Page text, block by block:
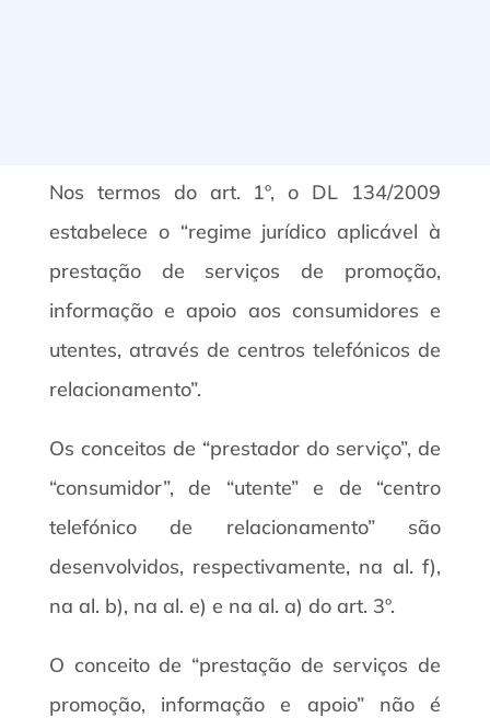
Nos termos do art. 1º, o DL 134/2009
estabelece o “regime jurídico aplicável à
prestação de serviços de promoção,
informação e apoio aos consumidores e
utentes, através de centros telefónicos de
relacionamento”.
Os conceitos de “prestador do serviço”, de
“consumidor”, de “utente” e de “centro
telefónico de relacionamento” são
desenvolvidos, respectivamente, na al. f),
na al. b), na al. e) e na al. a) do art. 3º.
O conceito de “prestação de serviços de
promoção, informação e apoio” não é